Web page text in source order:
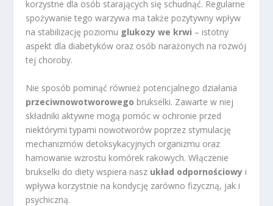
korzystne dla osób starających się schudnąć. Regularne
spożywanie tego warzywa ma także pozytywny wpływ
na stabilizację poziomu glukozy we krwi – istotny
aspekt dla diabetyków oraz osób narażonych na rozwój
tej choroby.
Nie sposób pominąć również potencjalnego działania
przeciwnowotworowego brukselki. Zawarte w niej
składniki aktywne mogą pomóc w ochronie przed
niektórymi typami nowotworów poprzez stymulację
mechanizmów detoksykacyjnych organizmu oraz
hamowanie wzrostu komórek rakowych. Włączenie
brukselki do diety wspiera nasz układ odpornościowy i
wpływa korzystnie na kondycję zarówno fizyczną, jak i
psychiczną.